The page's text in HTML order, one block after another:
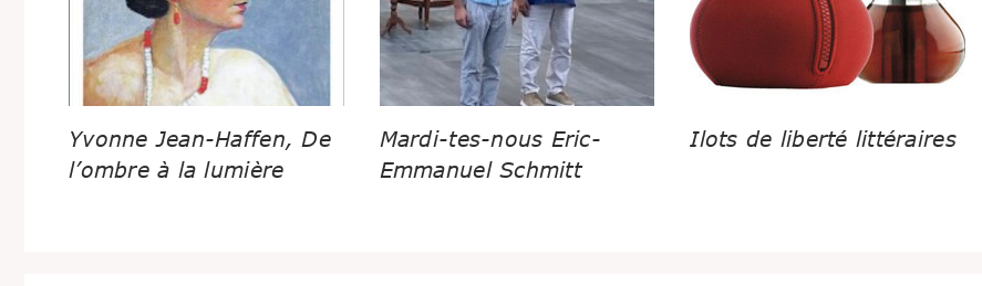
Yvonne Jean-Haffen, De
l’ombre à la lumière
Mardi-tes-nous Eric-
Emmanuel Schmitt
Ilots de liberté littéraires